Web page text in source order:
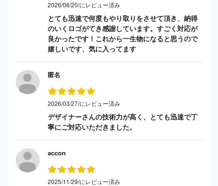
2026/06/20/にレビュー済み
とても迅速で何度もやり取りをさせて頂き、納得
のいくロゴがてき感謝しています。すごく対応が
良かったです！これから一生物になると思うので
嬉しいです、気に入ってます
匿名
2026/03/27/にレビュー済み
デザイナーさんの技術力が高く、とても迅速で丁
寧にご対応いただきました。
accon
2025/11/29/にレビュー済み